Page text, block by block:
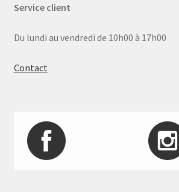
Service client
Du lundi au vendredi de 10h00 à 17h00
Contact